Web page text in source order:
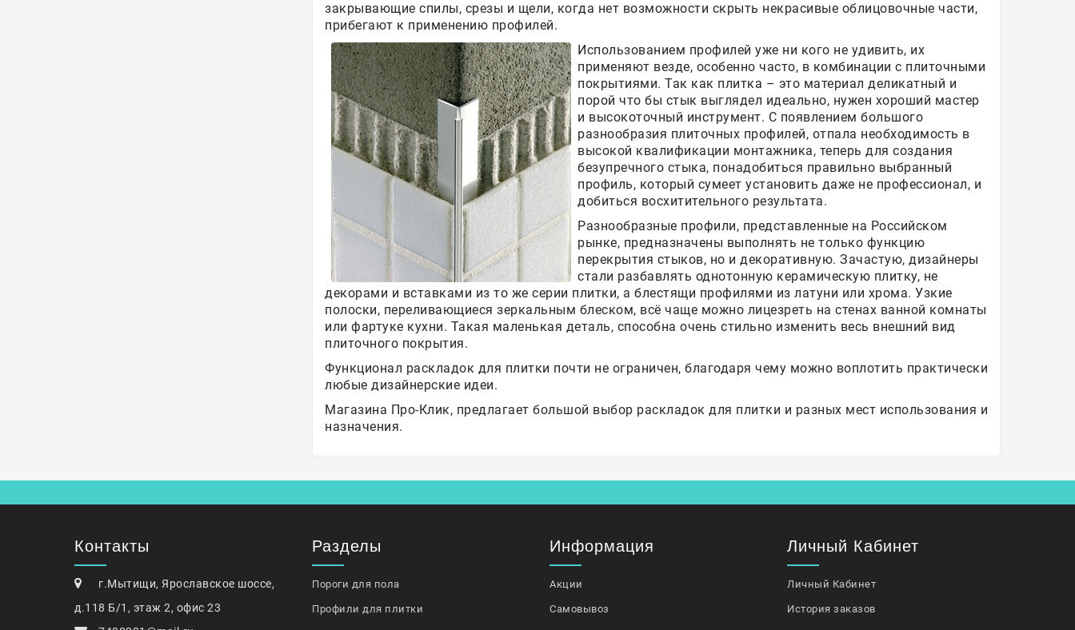
закрывающие спилы, срезы и щели, когда нет возможности скрыть некрасивые облицовочные части,
прибегают к применению профилей.
Использованием профилей уже ни кого не удивить, их
применяют везде, особенно часто, в комбинации с плиточными
покрытиями. Так как плитка – это материал деликатный и
порой что бы стык выглядел идеально, нужен хороший мастер
и высокоточный инструмент. С появлением большого
разнообразия плиточных профилей, отпала необходимость в
высокой квалификации монтажника, теперь для создания
безупречного стыка, понадобиться правильно выбранный
профиль, который сумеет установить даже не профессионал, и
добиться восхитительного результата.
Разнообразные профили, представленные на Российском
рынке, предназначены выполнять не только функцию
перекрытия стыков, но и декоративную. Зачастую, дизайнеры
стали разбавлять однотонную керамическую плитку, не
декорами и вставками из то же серии плитки, а блестящи профилями из латуни или хрома. Узкие
полоски, переливающиеся зеркальным блеском, всё чаще можно лицезреть на стенах ванной комнаты
или фартуке кухни. Такая маленькая деталь, способна очень стильно изменить весь внешний вид
плиточного покрытия.
Функционал раскладок для плитки почти не ограничен, благодаря чему можно воплотить практически
любые дизайнерские идеи.
Магазина Про-Клик, предлагает большой выбор раскладок для плитки и разных мест использования и
назначения.
Контакты
г.Мытищи, Ярославское шоссе,
д.118 Б/1, этаж 2, офис 23
Разделы
Пороги для пола
Профили для плитки
Информация
Акции
Самовывоз
Личный Кабинет
Личный Кабинет
История заказов